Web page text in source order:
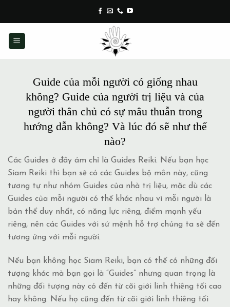
content
Guide của mỗi người có giống nhau
không? Guide của người trị liệu và của
người thân chủ có sự mâu thuẫn trong
hướng dẫn không? Và lúc đó sẽ như thế
nào?
Các Guides ở đây ám chỉ là Guides Reiki. Nếu bạn học
Siam Reiki thì bạn sẽ có các Guides bộ môn này, cũng
tương tự như nhóm Guides của nhà trị liệu, mặc dù các
Guides của mỗi người có thể khác nhau vì mỗi người là
bản thể duy nhất, có năng lực riêng, điểm mạnh yếu
riêng, nên các Guides với sứ mệnh hỗ trợ chúng ta sẽ đến
tương ứng với mỗi người.
Nếu bạn không học Siam Reiki, bạn có thể có những đối
tượng khác mà bạn gọi là “Guides” nhưng quan trọng là
những đối tượng này có đến từ cõi giới linh thiêng tối cao
hay không. Nếu họ cũng đến từ cõi giới linh thiêng tối